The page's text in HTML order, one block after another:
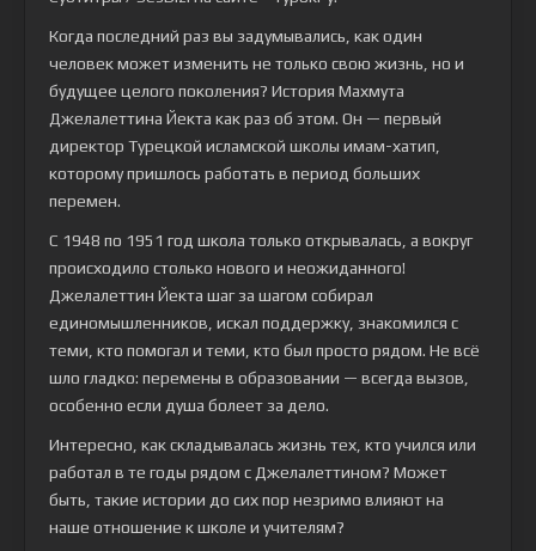
Когда последний раз вы задумывались, как один
человек может изменить не только свою жизнь, но и
будущее целого поколения? История Махмута
Джелалеттина Йекта как раз об этом. Он — первый
директор Турецкой исламской школы имам-хатип,
которому пришлось работать в период больших
перемен.
С 1948 по 1951 год школа только открывалась, а вокруг
происходило столько нового и неожиданного!
Джелалеттин Йекта шаг за шагом собирал
единомышленников, искал поддержку, знакомился с
теми, кто помогал и теми, кто был просто рядом. Не всё
шло гладко: перемены в образовании — всегда вызов,
особенно если душа болеет за дело.
Интересно, как складывалась жизнь тех, кто учился или
работал в те годы рядом с Джелалеттином? Может
быть, такие истории до сих пор незримо влияют на
наше отношение к школе и учителям?